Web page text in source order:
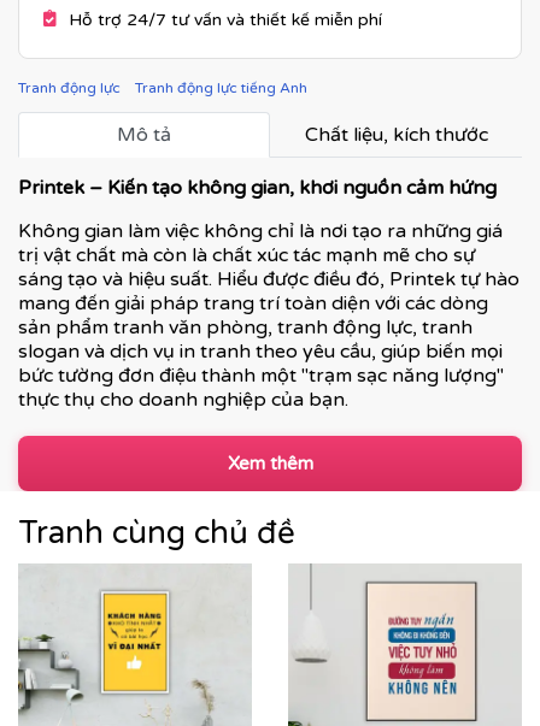
Hỗ trợ 24/7 tư vấn và thiết kế miễn phí
Tranh động lực Tranh động lực tiếng Anh
Mô tả Chất liệu, kích thước
Printek – Kiến tạo không gian, khơi nguồn cảm hứng
Không gian làm việc không chỉ là nơi tạo ra những giá
trị vật chất mà còn là chất xúc tác mạnh mẽ cho sự
sáng tạo và hiệu suất. Hiểu được điều đó, Printek tự hào
mang đến giải pháp trang trí toàn diện với các dòng
sản phẩm tranh văn phòng, tranh động lực, tranh
slogan và dịch vụ in tranh theo yêu cầu, giúp biến mọi
bức tường đơn điệu thành một "trạm sạc năng lượng"
thực thụ cho doanh nghiệp của bạn.
Xem thêm
Tranh cùng chủ đề